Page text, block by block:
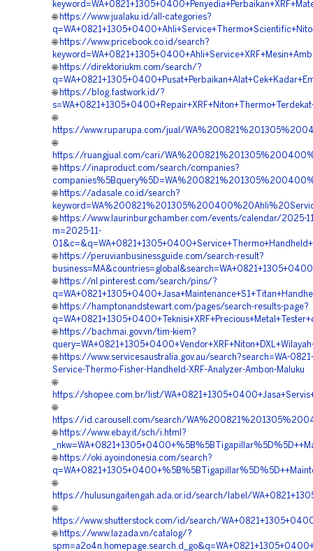
🌐 https://www.jualaku.id/all-categories?
🌐 https://www.pricebook.co.id/search?
🌐 https://direktoriukm.com/search/?
🌐 https://blog.fastwork.id/?
🌐
https://www.ruparupa.com/jual/
🌐
https://ruangjual.com/cari/
🌐 https://inaproduct.com/search/companies?
🌐 https://adasale.co.id/search?
🌐 https://www.laurinburgchamber.com/events/calendar/2025-
m=2025-11-
🌐 https://peruvianbusinessguide.com/search-result?
🌐 https://nl.pinterest.com/search/pins/?
🌐 https://hamptonandstewart.com/pages/search-results-page?
🌐 https://bachmai.gov.vn/tim-kiem?
🌐 https://www.servicesaustralia.gov.au/search?search=WA-
Service-Thermo-Fisher-Handheld-XRF-Analyzer-Ambon-Maluku
🌐
https://shopee.com.br/list/
🌐
https://id.carousell.com/search/
🌐 https://www.ebay.it/sch/i.html?
🌐 https://oki.ayoindonesia.com/search?
🌐
https://hulusungaitengah.ada.or.id/search/label/
🌐
https://www.shutterstock.com/id/search/
🌐 https://www.lazada.vn/catalog/?